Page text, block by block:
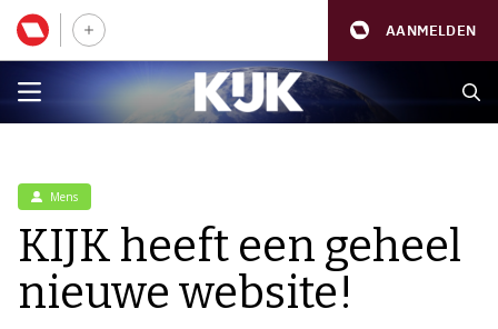
AANMELDEN
Mens
KIJK heeft een geheel
nieuwe website!